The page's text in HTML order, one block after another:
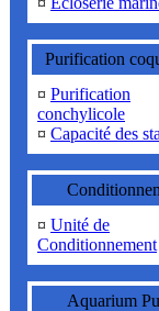
Purification
¤ Purification
conchylicole
¤ Capacité des
¤ Unité de
Conditionnement
Aquarium